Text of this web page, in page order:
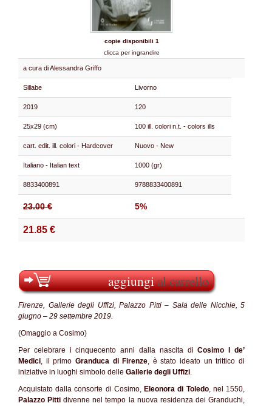
copie disponibili 1
clicca per ingrandire
a cura di Alessandra Griffo
Sillabe Livorno
2019 120
25x29 (cm) 100 ill. colori n.t. - colors ills
cart. edit. ill. colori - Hardcover Nuovo - New
Italiano - Italian text 1000 (gr)
8833400891 9788833400891
23.00 € 5%
21.85 €
aggiungial carrello
Firenze, Gallerie degli Uffizi, Palazzo Pitti – Sala delle Nicchie, 5
giugno – 29 settembre 2019.
(Omaggio a Cosimo)
Per celebrare i cinquecento anni dalla nascita diCosimo I de’
Medici, il primo Granduca di Firenze, è stato ideato un trittico di
iniziative in luoghi simbolo delle Gallerie degli Uffizi.
Acquistato dalla consorte di Cosimo, Eleonora di Toledo, nel 1550,
Palazzo Pitti divenne nel tempo la nuova residenza dei Granduchi,